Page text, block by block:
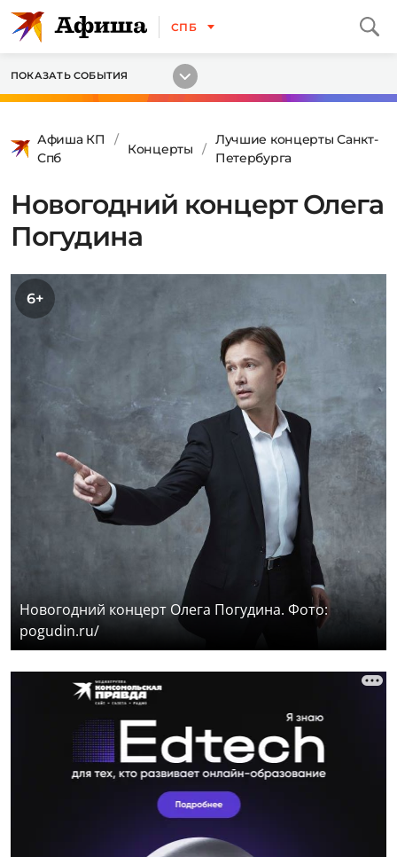
СПБ
ПОКАЗАТЬ СОБЫТИЯ
Афиша КП
Спб
Концерты
Лучшие концерты Санкт-
Петербурга
Новогодний концерт Олега
Погудина
6+
Новогодний концерт Олега Погудина. Фото:
pogudin.ru/